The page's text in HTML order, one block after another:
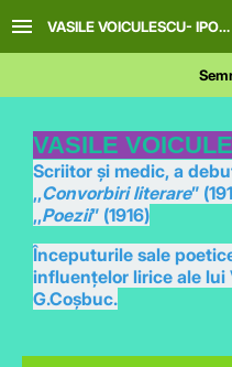
VASILE VOICULESCU-
VASILE
Scriitor și medic, a
,,Convorbiri literare”
,,Poezii” (1916)
Începuturile sale
influențelor lirice ale lui
G.Coșbuc.